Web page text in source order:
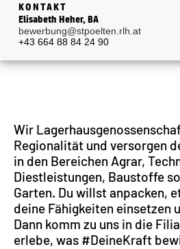
KONTAKT
Elisabeth Heher, BA
bewerbung@stpoelten.rlh.at
+43 664 88 84 24 90
Wir
Regionalität und versorgen
in den Bereichen Agrar,
Diestleistungen, Baustoffe
Garten. Du willst anpacken,
deine Fähigkeiten einsetzen
Dann komm zu uns in die
erlebe, was #DeineKraft